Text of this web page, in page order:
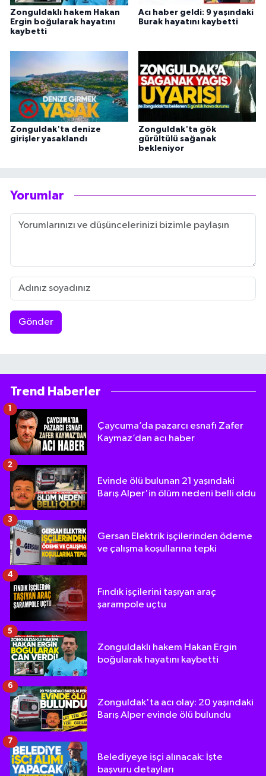
Zonguldaklı hakem Hakan
Ergin boğularak hayatını
kaybetti
Acı haber geldi: 9 yaşındaki
Burak hayatını kaybetti
Zonguldak'ta denize
girişler yasaklandı
Zonguldak'ta gök
gürültülü sağanak
bekleniyor
Yorumlar
Gönder
Trend Haberler
Çaycuma’da pazarcı esnafı Zafer
Kaymaz’dan acı haber
Evinde ölü bulunan 21 yaşındaki
Barış Alper'in ölüm nedeni belli oldu
2
Gersan Elektrik işçilerinden ödeme
ve çalışma koşullarına tepki
3
Fındık işçilerini taşıyan araç
şarampole uçtu
4
Zonguldaklı hakem Hakan Ergin
boğularak hayatını kaybetti
5
Zonguldak'ta acı olay: 20 yaşındaki
Barış Alper evinde ölü bulundu
6
Belediyeye işçi alınacak: İşte
başvuru detayları
7